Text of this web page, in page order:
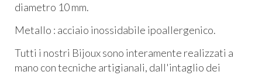
diametro 10 mm.
Metallo : acciaio inossidabile ipoallergenico.
Tutti i nostri Bijoux sono interamente realizzati a
mano con tecniche artigianali, dall'intaglio dei